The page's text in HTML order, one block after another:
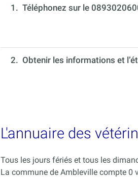
1. Téléphonez sur le
2. Obtenir les informations et
L'annuaire des
Tous les jours fériés et tous les
La commune de Ambleville compte 0